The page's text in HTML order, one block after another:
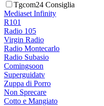
Tgcom24 Consiglia
Mediaset Infinity
R101
Radio 105
Virgin Radio
Radio Montecarlo
Radio Subasio
Comingsoon
Superguidatv
Zuppa di Porro
Non Sprecare
Cotto e Mangiato